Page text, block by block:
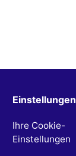
Einstellungen
Ihre Cookie-
Einstellungen